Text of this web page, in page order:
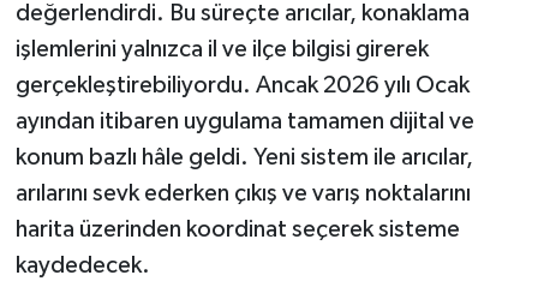
değerlendirdi. Bu süreçte arıcılar, konaklama
işlemlerini yalnızca il ve ilçe bilgisi girerek
gerçekleştirebiliyordu. Ancak 2026 yılı Ocak
ayından itibaren uygulama tamamen dijital ve
konum bazlı hâle geldi. Yeni sistem ile arıcılar,
arılarını sevk ederken çıkış ve varış noktalarını
harita üzerinden koordinat seçerek sisteme
kaydedecek.